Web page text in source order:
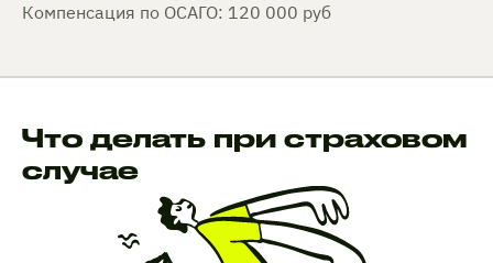
Компенсация по ОСАГО: 120 000 руб
Что делать при страховом
случае